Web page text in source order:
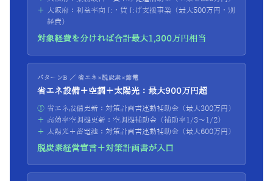
＋
大阪府：利益率向上・賃上げ支援事業（最大500万円・別
経費）
対象経費を分ければ合計最大1,300万円相当
パターンB ／ 省エネ×脱炭素×節電
省エネ設備＋空調＋太陽光：最大900万円超
① 省エネ設備更新：対策計画書連動補助金（最大300万円）
＋ 高効率空調機更新：空調機補助金（補助率1/3〜1/2）
＋
太陽光＋蓄電池：対策計画書連動補助金（最大600万円）
脱炭素経営宣言＋対策計画書が入口